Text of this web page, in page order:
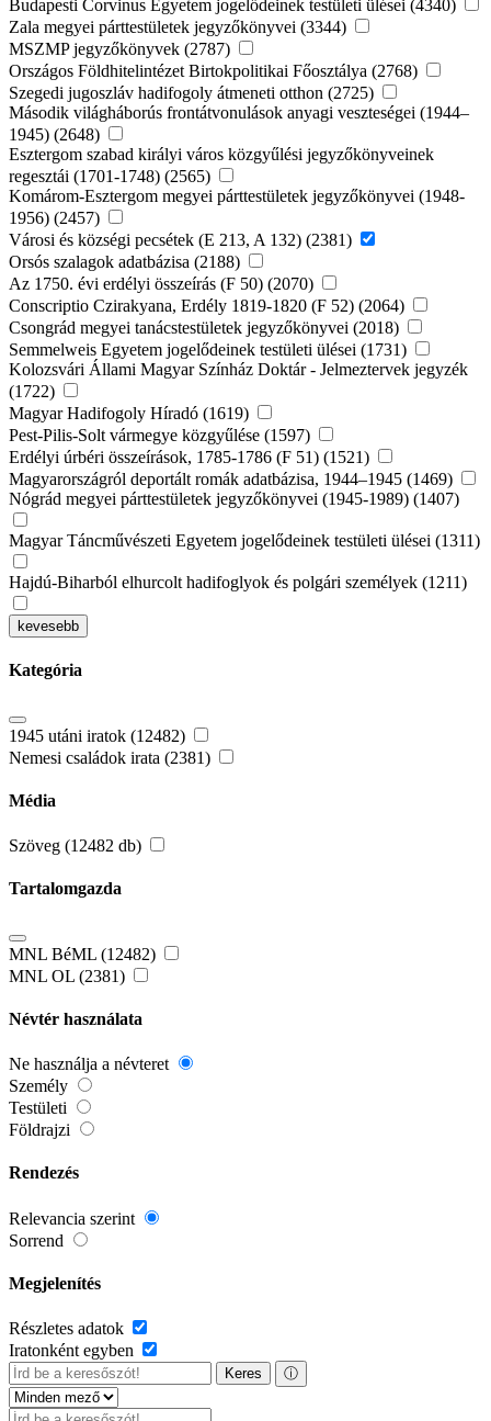
Budapesti Corvinus Egyetem jogelődeinek testületi ülései (4340)
Zala megyei párttestületek jegyzőkönyvei (3344)
MSZMP jegyzőkönyvek (2787)
Országos Földhitelintézet Birtokpolitikai Főosztálya (2768)
Szegedi jugoszláv hadifogoly átmeneti otthon (2725)
Második világháborús frontátvonulások anyagi veszteségei (1944–
1945) (2648)
Esztergom szabad királyi város közgyűlési jegyzőkönyveinek
regesztái (1701-1748) (2565)
Komárom-Esztergom megyei párttestületek jegyzőkönyvei (1948-
1956) (2457)
Városi és községi pecsétek (E 213, A 132) (2381)
Orsós szalagok adatbázisa (2188)
Az 1750. évi erdélyi összeírás (F 50) (2070)
Conscriptio Czirakyana, Erdély 1819-1820 (F 52) (2064)
Csongrád megyei tanácstestületek jegyzőkönyvei (2018)
Semmelweis Egyetem jogelődeinek testületi ülései (1731)
Kolozsvári Állami Magyar Színház Doktár - Jelmeztervek jegyzék
(1722)
Magyar Hadifogoly Híradó (1619)
Pest-Pilis-Solt vármegye közgyűlése (1597)
Erdélyi úrbéri összeírások, 1785-1786 (F 51) (1521)
Magyarországról deportált romák adatbázisa, 1944–1945 (1469)
Nógrád megyei párttestületek jegyzőkönyvei (1945-1989) (1407)
Magyar Táncművészeti Egyetem jogelődeinek testületi ülései (1311)
Hajdú-Biharból elhurcolt hadifoglyok és polgári személyek (1211)
kevesebb
Kategória
1945 utáni iratok (12482)
Nemesi családok irata (2381)
Média
Szöveg (12482 db)
Tartalomgazda
MNL BéML (12482)
MNL OL (2381)
Névtér használata
Ne használja a névteret
Személy
Testületi
Földrajzi
Rendezés
Relevancia szerint
Sorrend
Megjelenítés
Részletes adatok
Iratonként egyben
Keres ⓘ